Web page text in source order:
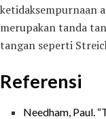
ketidaksempurnaan
merupakan tanda
tangan seperti
Referensi
Needham, Paul.